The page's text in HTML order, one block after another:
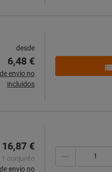
desde
6,48 €
envío no
incluidos
16,87 €
1 conjunto
envío no